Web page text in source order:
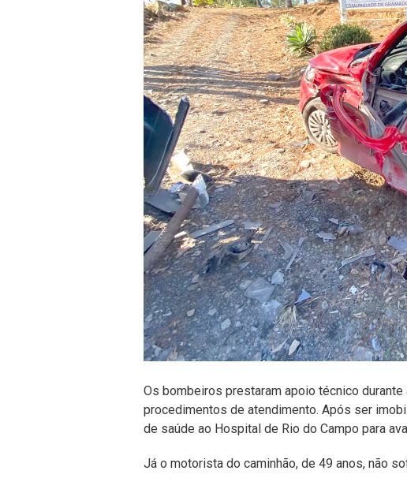
Os bombeiros prestaram apoio técnico
procedimentos de atendimento. Após ser
de saúde ao Hospital de Rio do Campo para
Já o motorista do caminhão, de 49 anos, não